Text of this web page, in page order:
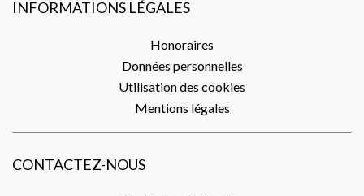
INFORMATIONS LÉGALES
Honoraires
Données personnelles
Utilisation des cookies
Mentions légales
CONTACTEZ-NOUS